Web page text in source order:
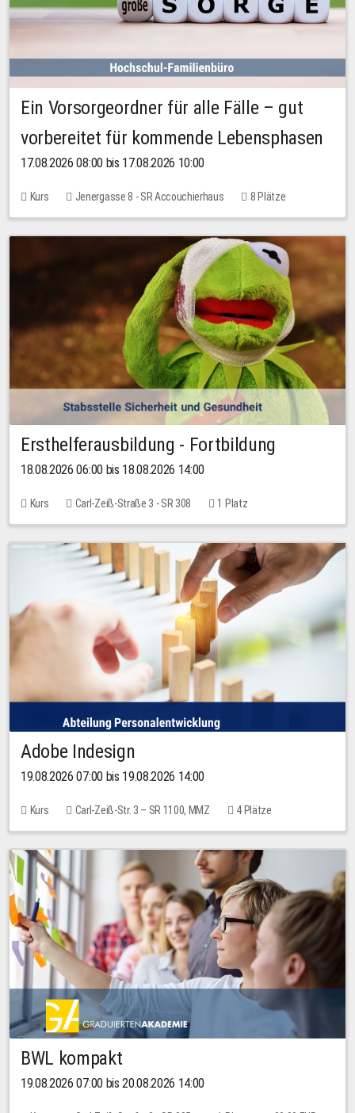
Ein Vorsorgeordner für alle Fälle – gut
vorbereitet für kommende Lebensphasen
17.08.2026 08:00 bis 17.08.2026 10:00
Kurs Jenergasse 8 - SR Accouchierhaus 8 Plätze
Ersthelferausbildung - Fortbildung
18.08.2026 06:00 bis 18.08.2026 14:00
Kurs Carl-Zeiß-Straße 3 - SR 308 1 Platz
Adobe Indesign
19.08.2026 07:00 bis 19.08.2026 14:00
Kurs Carl-Zeiß-Str. 3 – SR 1100, MMZ 4 Plätze
BWL kompakt
19.08.2026 07:00 bis 20.08.2026 14:00